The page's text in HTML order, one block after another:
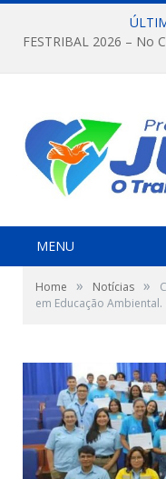
MENU
Home » Notícias »
em Educação Ambiental.